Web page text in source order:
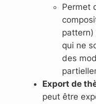
Permet
pattern)
qui ne
des
Export de
peut être